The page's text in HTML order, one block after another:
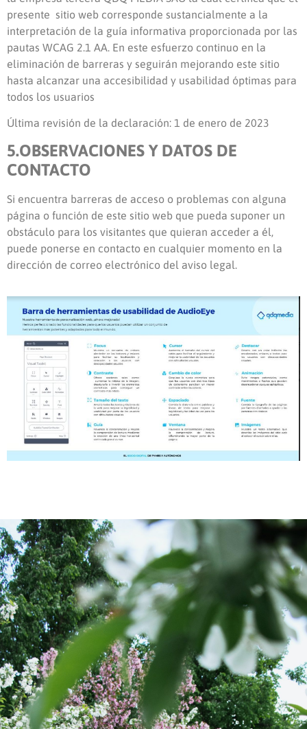
presente sitio web corresponde sustancialmente a la
interpretación de la guía informativa proporcionada por las
pautas WCAG 2.1 AA. En este esfuerzo continuo en la
eliminación de barreras y seguirán mejorando este sitio
hasta alcanzar una accesibilidad y usabilidad óptimas para
todos los usuarios
Última revisión de la declaración: 1 de enero de 2023
5.OBSERVACIONES Y DATOS DE
CONTACTO
Si encuentra barreras de acceso o problemas con alguna
página o función de este sitio web que pueda suponer un
obstáculo para los visitantes que quieran acceder a él,
puede ponerse en contacto en cualquier momento en la
dirección de correo electrónico del aviso legal.